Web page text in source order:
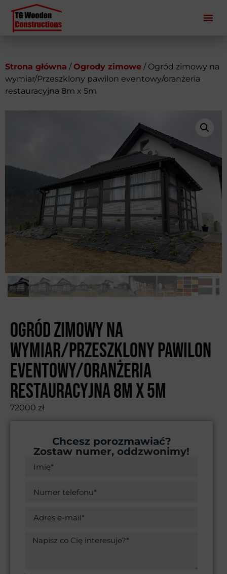
Strona główna /Ogrody zimowe / Ogród zimowy na
wymiar/Przeszklony pawilon eventowy/oranżeria
restauracyjna 8m x 5m
Ogród zimowy na
wymiar/Przeszklony pawilon
eventowy/oranżeria
restauracyjna 8m x 5m
72000 zł
Chcesz porozmawiać?
Zostaw numer, oddzwonimy!